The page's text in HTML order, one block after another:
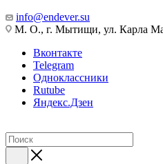
info@endever.su
М. О., г. Мытищи, ул. Карла
Вконтакте
Telegram
Одноклассники
Rutube
Яндекс.Дзен